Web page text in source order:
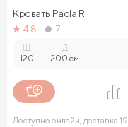
Кровать Paola R
4.8
7
120 -
Д.
200 см.
Доступно онлайн, доставка 19